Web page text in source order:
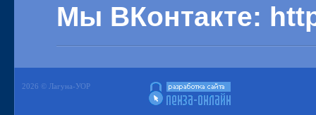
Мы ВКонтакте:
2026 © Лагуна-УОР